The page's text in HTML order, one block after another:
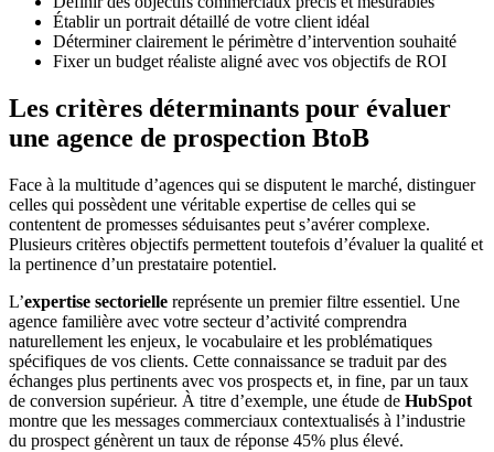
Établir un portrait détaillé de votre client idéal
Déterminer clairement le périmètre d’intervention souhaité
Fixer un budget réaliste aligné avec vos objectifs de ROI
Les critères déterminants pour évaluer
une agence de prospection BtoB
Face à la multitude d’agences qui se disputent le marché, distinguer
celles qui possèdent une véritable expertise de celles qui se
contentent de promesses séduisantes peut s’avérer complexe.
Plusieurs critères objectifs permettent toutefois d’évaluer la qualité et
la pertinence d’un prestataire potentiel.
L’expertise sectorielle représente un premier filtre essentiel. Une
agence familière avec votre secteur d’activité comprendra
naturellement les enjeux, le vocabulaire et les problématiques
spécifiques de vos clients. Cette connaissance se traduit par des
échanges plus pertinents avec vos prospects et, in fine, par un taux
de conversion supérieur. À titre d’exemple, une étude de HubSpot
montre que les messages commerciaux contextualisés à l’industrie
du prospect génèrent un taux de réponse 45% plus élevé.